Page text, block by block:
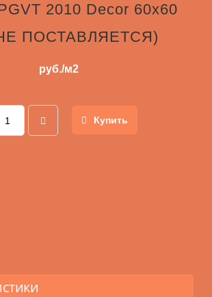
2010 Decor 60x60
ПОСТАВЛЯЕТСЯ)
руб./м2
Купить